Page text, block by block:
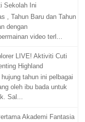
Sekolah Ini
, Tahun Baru dan Tahun
dengan
video terl...
LIVE! Aktiviti Cuti
Highland
tahun ini pelbagai
oleh ibu bada untuk
Sal...
Akademi Fantasia